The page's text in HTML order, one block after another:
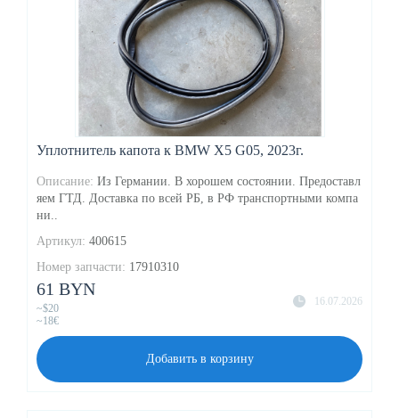
Уплотнитель капота к BMW X5 G05, 2023г.
Описание: Из Германии. В хорошем состоянии. Предоставл
яем ГТД. Доставка по всей РБ, в РФ транспортными компа
ни..
Артикул: 400615
Номер запчасти: 17910310
16.07.2026
61 BYN
~$20
~18€
Добавить в корзину